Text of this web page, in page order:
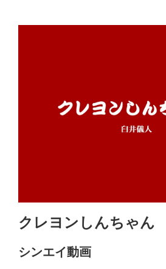
クレヨンしんちゃん
シンエイ動画